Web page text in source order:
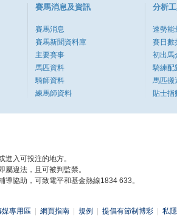
賽馬消息及資訊
賽馬消息
賽馬新聞資料庫
主要賽事
馬匹資料
騎師資料
練馬師資料
分析
速勢能
賽日數
初出馬
騎練配
馬匹搬
貼士指
進入可投注的地方。
屬違法，且可被判監禁。
導協助，可致電平和基金熱線1834 633。
媒專用區 網頁指南 規例 提倡有節制博彩 私